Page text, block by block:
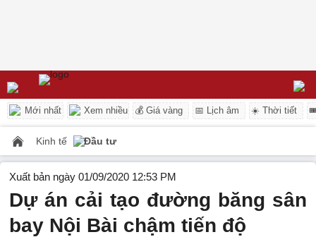
Mới nhất Xem nhiều 💰 Giá vàng 📅 Lịch âm ☀️ Thời tiết
Kinh tế Đầu tư
Xuất bản ngày 01/09/2020 12:53 PM
Dự án cải tạo đường băng sân
bay Nội Bài chậm tiến độ